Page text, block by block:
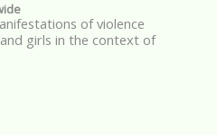
of violence
girls in the context of